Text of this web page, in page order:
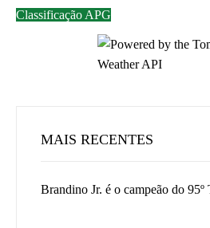
Classificação APG
MAIS RECENTES
Brandino Jr. é o campeão do 95º